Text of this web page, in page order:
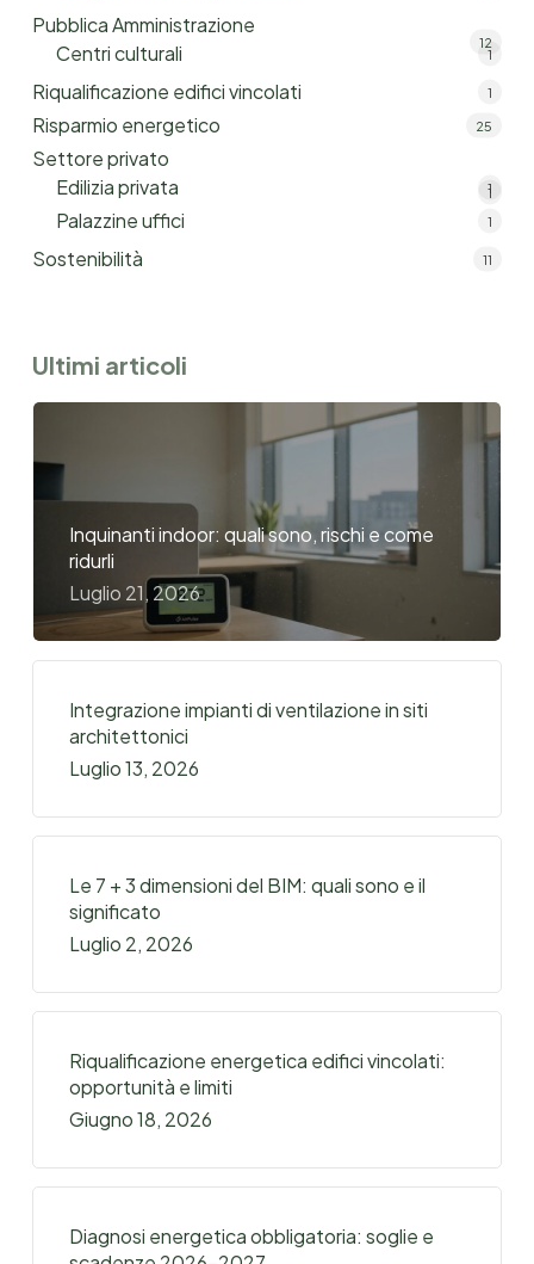
Pubblica Amministrazione
12
Centri culturali 1
Riqualificazione edifici vincolati 1
Risparmio energetico 25
Settore privato
1
Edilizia privata 1
Palazzine uffici 1
Sostenibilità 11
Ultimi articoli
Inquinanti indoor: quali sono, rischi e come
ridurli
Luglio 21, 2026
Integrazione impianti di ventilazione in siti
architettonici
Luglio 13, 2026
Le 7 + 3 dimensioni del BIM: quali sono e il
significato
Luglio 2, 2026
Riqualificazione energetica edifici vincolati:
opportunità e limiti
Giugno 18, 2026
Diagnosi energetica obbligatoria: soglie e